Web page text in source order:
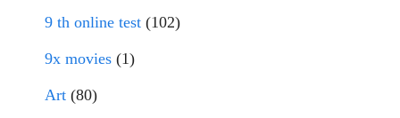
9 th online test (102)
9x movies (1)
Art (80)